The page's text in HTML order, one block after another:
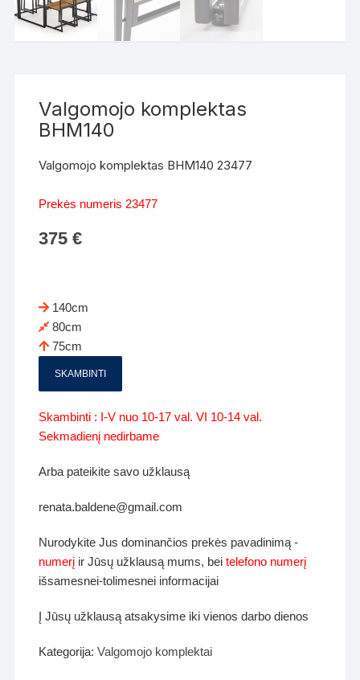
Valgomojo komplektas
BHM140
Valgomojo komplektas BHM140 23477
Prekės numeris 23477
375€
140cm
80cm
75cm
SKAMBINTI
Skambinti : I-V nuo 10-17 val. VI 10-14 val.
Sekmadienį nedirbame
Arba pateikite savo užklausą
renata.baldene@gmail.com
Nurodykite Jus dominančios prekės pavadinimą -
numerį ir Jūsų užklausą mums, beitelefono numerį
išsamesnei-tolimesnei informacijai
Į Jūsų užklausą atsakysime iki vienos darbo dienos
Kategorija:Valgomojo komplektai